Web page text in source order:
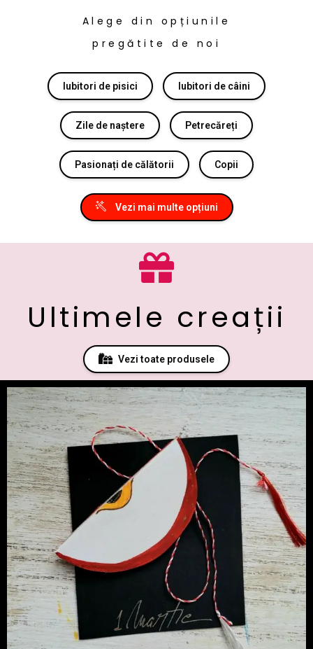
Alege din opțiunile
pregătite de noi
Iubitori de pisici Iubitori de câini
Zile de naștere Petrecăreți
Pasionați de călătorii Copii
Vezi mai multe opțiuni
Ultimele creații
Vezi toate produsele